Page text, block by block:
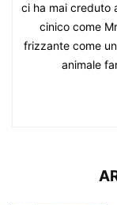
ci ha mai creduto
cinico come
frizzante come
animale